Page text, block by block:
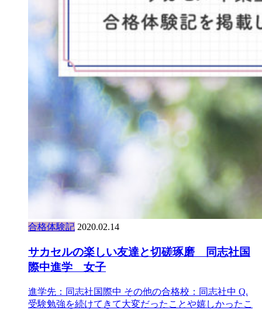
合格体験記 2020.02.14
サカセルの楽しい友達と切磋琢磨 同志社国
際中進学 女子
進学先：同志社国際中 その他の合格校：同志社中 Q.
受験勉強を続けてきて大変だったことや嬉しかったこ